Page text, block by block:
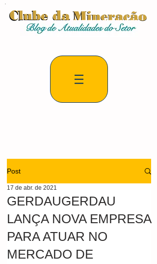
Post
GERDAUGERDAU
LANÇA NOVA EMPRESA
PARA ATUAR NO
MERCADO DE
17 de abr. de 2021